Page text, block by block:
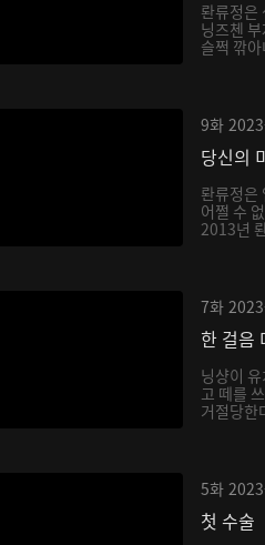
롼류정은
닝즈첸
슬쩍 깎
9화
당신의
롼류정은
어쩔 수
2013년
7화
한 걸음
닝샹이
고 떼를
거절당한
5화
첫 수술